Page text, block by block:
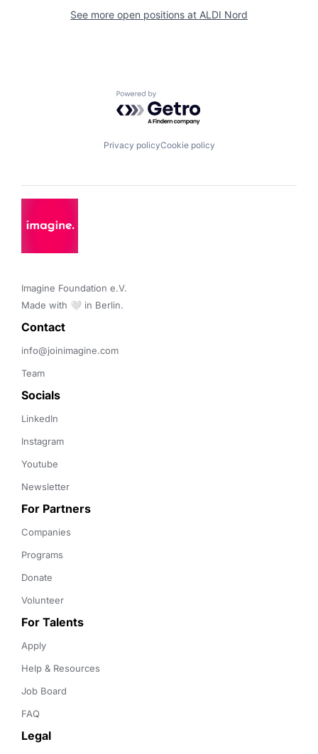
See more open positions at ALDI Nord
Powered by Getro.com
Privacy policyCookie policy
Imagine Foundation e.V.
Made with 🤍 in Berlin.
Contact
info@joinimagine.com
Team
Socials
LinkedIn
Instagram
Youtube
Newsletter
For Partners
Companies
Programs
Donate
Volunteer
For Talents
Apply
Help & Resources
Job Board
FAQ
Legal